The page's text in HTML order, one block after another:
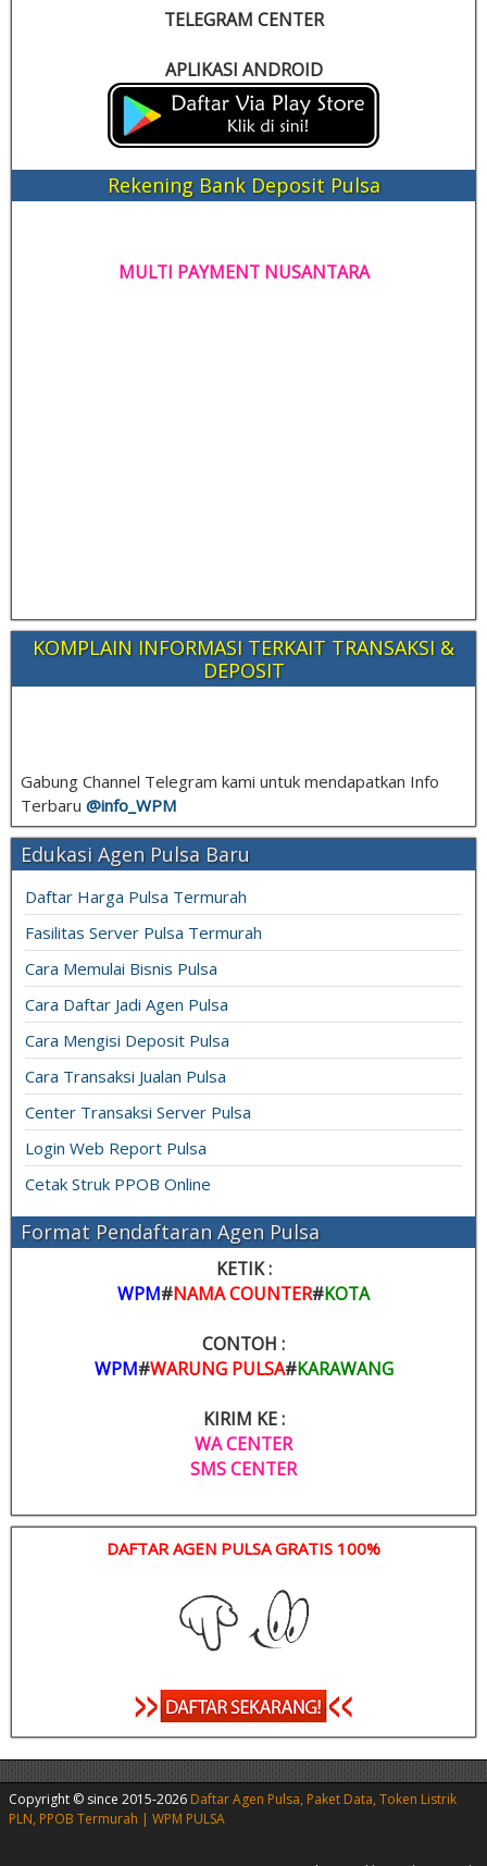
TELEGRAM CENTER
APLIKASI ANDROID
Rekening Bank Deposit Pulsa
MULTI PAYMENT NUSANTARA
KOMPLAIN INFORMASI TERKAIT TRANSAKSI &
DEPOSIT
Gabung Channel Telegram kami untuk mendapatkan Info
Terbaru @info_ WPM
Edukasi Agen Pulsa Baru
Daftar Harga Pulsa Termurah
Fasilitas Server Pulsa Termurah
Cara Memulai Bisnis Pulsa
Cara Daftar Jadi Agen Pulsa
Cara Mengisi Deposit Pulsa
Cara Transaksi Jualan Pulsa
Center Transaksi Server Pulsa
Login Web Report Pulsa
Cetak Struk PPOB Online
Format Pendaftaran Agen Pulsa
KETIK :
WPM#NAMA COUNTER#KOTA
CONTOH :
WPM#WARUNG PULSA#KARAWANG
KIRIM KE :
WA CENTER
SMS CENTER
DAFTAR AGEN PULSA GRATIS 100%
Copyright © since 2015-2026 Daftar Agen Pulsa, Paket Data, Token Listrik
PLN, PPOB Termurah | WPM PULSA